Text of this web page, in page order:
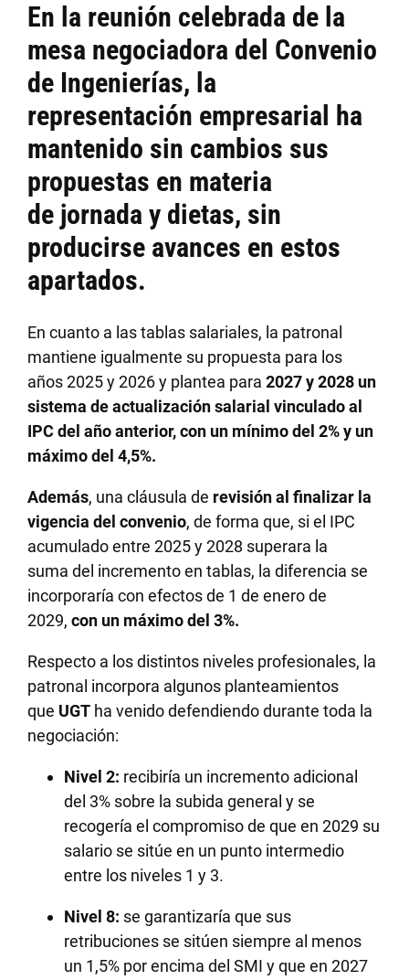
En la reunión celebrada de la
mesa negociadora del Convenio
de Ingenierías, la
representación empresarial ha
mantenido sin cambios sus
propuestas en materia
de jornada y dietas, sin
producirse avances en estos
apartados.
En cuanto a las tablas salariales, la patronal
mantiene igualmente su propuesta para los
años 2025 y 2026 y plantea para2027 y 2028 un
sistema de actualización salarial vinculado al
IPC del año anterior, con un mínimo del 2% y un
máximo del 4,5%.
Además, una cláusula de revisión al finalizar la
vigencia del convenio, de forma que, si el IPC
acumulado entre 2025 y 2028 superara la
suma del incremento en tablas, la diferencia se
incorporaría con efectos de 1 de enero de
2029,con un máximo del 3%.
Respecto a los distintos niveles profesionales, la
patronal incorpora algunos planteamientos
que UGT ha venido defendiendo durante toda la
negociación:
Nivel 2: recibiría un incremento adicional
del 3% sobre la subida general y se
recogería el compromiso de que en 2029 su
salario se sitúe en un punto intermedio
entre los niveles 1 y 3.
Nivel 8: se garantizaría que sus
retribuciones se sitúen siempre al menos
un 1,5% por encima del SMI y que en 2027